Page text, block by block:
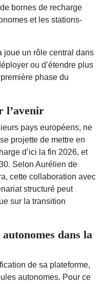
bornes de recharge
et les stations-
joue un rôle central dans
ou d’étendre plus
phase du
l’avenir
pays européens, ne
projette de mettre en
d’ici la fin 2026, et
Selon Aurélien de
cette collaboration avec
structuré peut
sur la transition
dans la
de sa plateforme,
autonomes. Pour ce